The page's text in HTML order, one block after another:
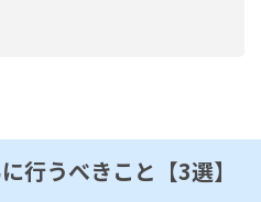
行うべきこと【3選】